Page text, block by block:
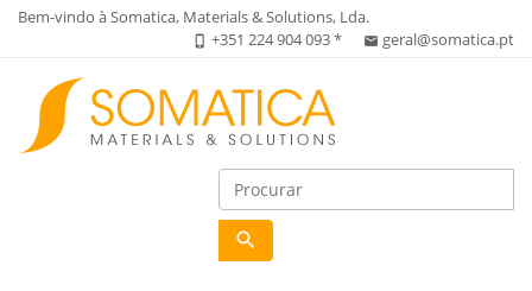
Bem-vindo à Somatica, Materials & Solutions, Lda.
phone_iphone +351 224 904 093 * email geral@somatica.pt
search